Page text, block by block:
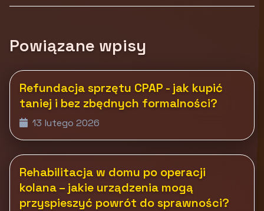
Powiązane wpisy
Refundacja sprzętu CPAP - jak kupić
taniej i bez zbędnych formalności?
13 lutego 2026
Rehabilitacja w domu po operacji
kolana – jakie urządzenia mogą
przyspieszyć powrót do sprawności?